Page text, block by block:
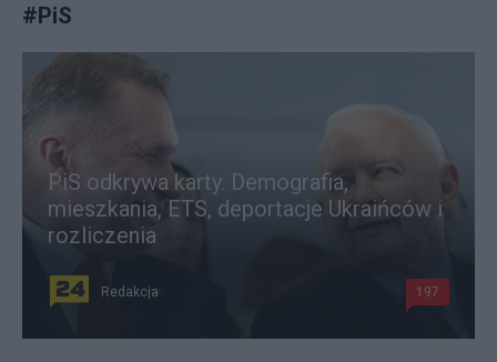
#PiS
PiS odkrywa karty. Demografia,
mieszkania, ETS, deportacje Ukraińców i
rozliczenia
Redakcja 197